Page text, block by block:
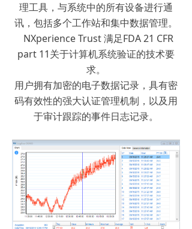
理工具，与系统中的所有设备进行通
讯，包括多个工作站和集中数据管理。
NXperience Trust 满足FDA 21 CFR
part 11关于计算机系统验证的技术要
求。
用户拥有加密的电子数据记录，具有密
码有效性的强大认证管理机制，以及用
于审计跟踪的事件日志记录。